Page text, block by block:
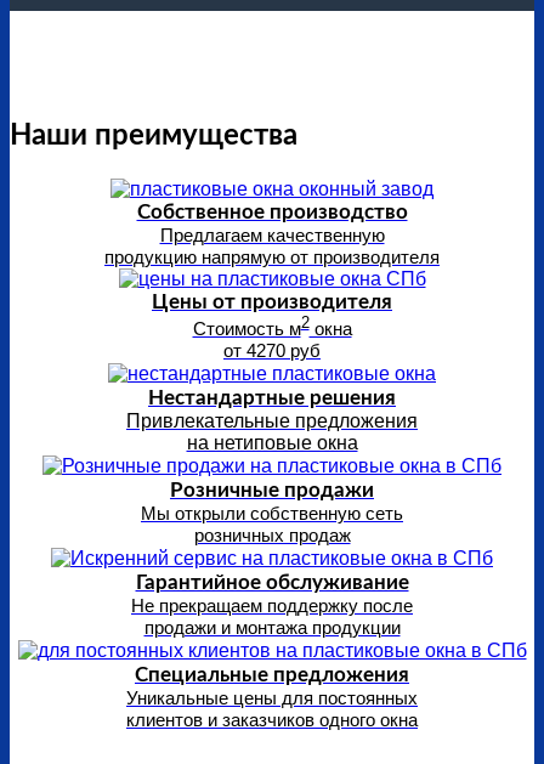
Наши преимущества
Собственное производство
Предлагаем качественную
продукцию напрямую от производителя
Цены от производителя
Стоимость м2окна
от 4270 руб
Нестандартные решения
Привлекательные предложения
на нетиповые окна
Розничные продажи
Мы открыли собственную сеть
розничных продаж
Гарантийное обслуживание
Не прекращаем поддержку после
продажи и монтажа продукции
Специальные предложения
Уникальные цены для постоянных
клиентов и заказчиков одного окна